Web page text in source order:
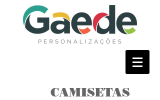
CAMISETAS